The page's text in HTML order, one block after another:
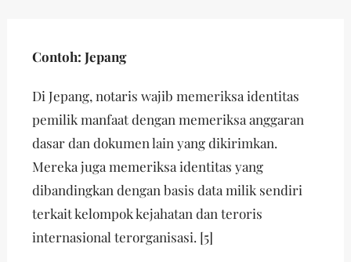
Contoh: Jepang
Di Jepang, notaris wajib memeriksa identitas
pemilik manfaat dengan memeriksa anggaran
dasar dan dokumen lain yang dikirimkan.
Mereka juga memeriksa identitas yang
dibandingkan dengan basis data milik sendiri
terkait kelompok kejahatan dan teroris
internasional terorganisasi. [5]